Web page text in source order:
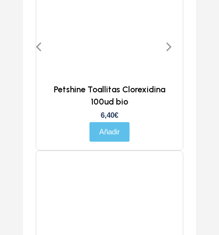
Petshine Toallitas Clorexidina
100ud bio
6,40€
Añadir